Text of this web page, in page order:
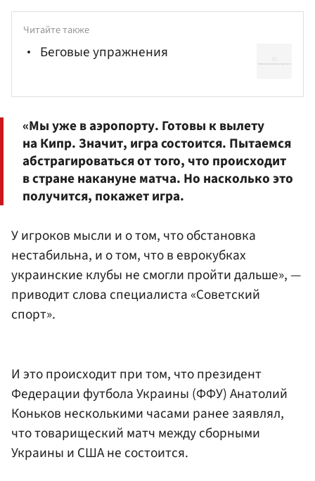
Читайте также
Беговые упражнения
«Мы уже в аэропорту. Готовы к вылету
на Кипр. Значит, игра состоится. Пытаемся
абстрагироваться от того, что происходит
в стране накануне матча. Но насколько это
получится, покажет игра.
У игроков мысли и о том, что обстановка
нестабильна, и о том, что в еврокубках
украинские клубы не смогли пройти дальше», —
приводит слова специалиста «Советский
спорт».
И это происходит при том, что президент
Федерации футбола Украины (ФФУ) Анатолий
Коньков несколькими часами ранее заявлял,
что товарищеский матч между сборными
Украины и США не состоится.